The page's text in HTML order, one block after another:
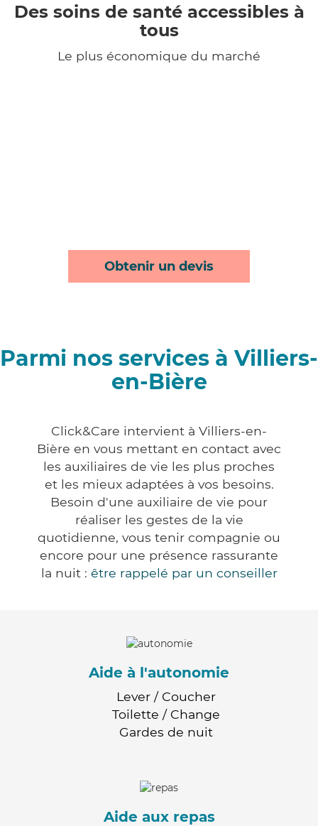
Des soins de santé accessibles à
tous
Le plus économique du marché
Obtenir un devis
Parmi nos services à Villiers-
en-Bière
Click&Care intervient à Villiers-en-
Bière en vous mettant en contact avec
les auxiliaires de vie les plus proches
et les mieux adaptées à vos besoins.
Besoin d'une auxiliaire de vie pour
réaliser les gestes de la vie
quotidienne, vous tenir compagnie ou
encore pour une présence rassurante
la nuit : être rappelé par un conseiller
Aide à l'autonomie
Lever / Coucher
Toilette / Change
Gardes de nuit
Aide aux repas